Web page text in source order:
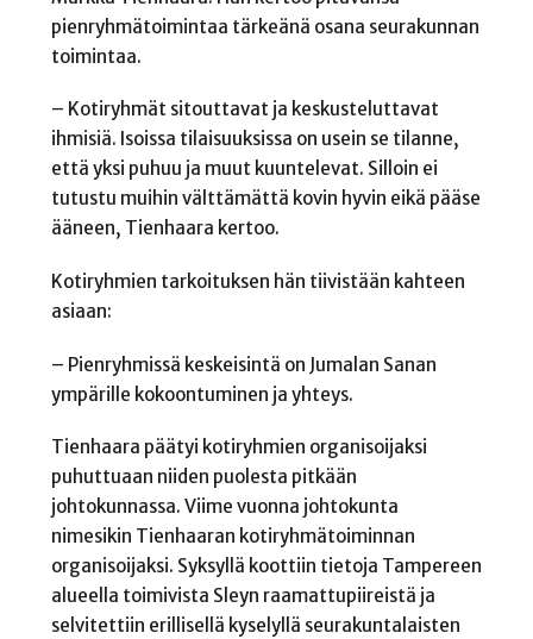
pienryhmätoimintaa tärkeänä osana seurakunnan
toimintaa.
– Kotiryhmät sitouttavat ja keskusteluttavat
ihmisiä. Isoissa tilaisuuksissa on usein se tilanne,
että yksi puhuu ja muut kuuntelevat. Silloin ei
tutustu muihin välttämättä kovin hyvin eikä pääse
ääneen, Tienhaara kertoo.
Kotiryhmien tarkoituksen hän tiivistään kahteen
asiaan:
– Pienryhmissä keskeisintä on Jumalan Sanan
ympärille kokoontuminen ja yhteys.
Tienhaara päätyi kotiryhmien organisoijaksi
puhuttuaan niiden puolesta pitkään
johtokunnassa. Viime vuonna johtokunta
nimesikin Tienhaaran kotiryhmätoiminnan
organisoijaksi. Syksyllä koottiin tietoja Tampereen
alueella toimivista Sleyn raamattupiireistä ja
selvitettiin erillisellä kyselyllä seurakuntalaisten